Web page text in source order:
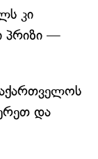
კი
პრიზი —
და